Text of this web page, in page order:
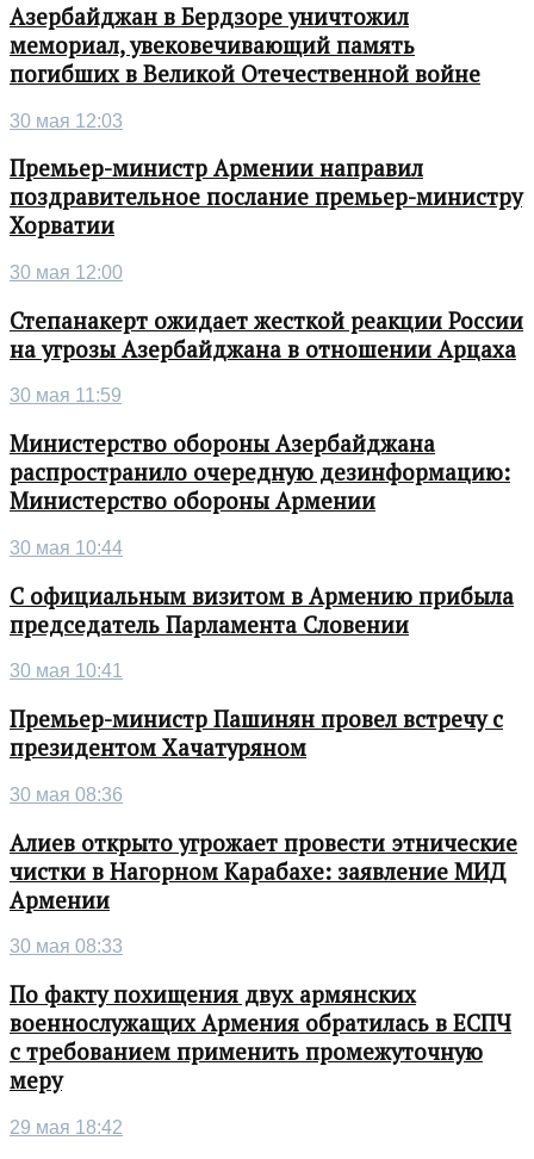
Азербайджан в Бердзоре уничтожил
мемориал, увековечивающий память
погибших в Великой Отечественной войне
30 мая 12:03
Премьер-министр Армении направил
поздравительное послание премьер-министру
Хорватии
30 мая 12:00
Степанакерт ожидает жесткой реакции России
на угрозы Азербайджана в отношении Арцаха
30 мая 11:59
Министерство обороны Азербайджана
распространило очередную дезинформацию:
Министерство обороны Армении
30 мая 10:44
С официальным визитом в Армению прибыла
председатель Парламента Словении
30 мая 10:41
Премьер-министр Пашинян провел встречу с
президентом Хачатуряном
30 мая 08:36
Алиев открыто угрожает провести этнические
чистки в Нагорном Карабахе: заявление МИД
Армении
30 мая 08:33
По факту похищения двух армянских
военнослужащих Армения обратилась в ЕСПЧ
с требованием применить промежуточную
меру
29 мая 18:42